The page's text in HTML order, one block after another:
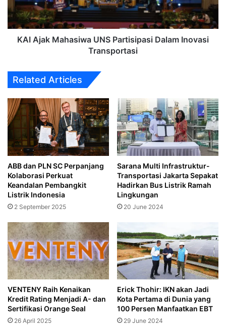
Inovasi
Transportasi
KAI Ajak Mahasiwa UNS Partisipasi Dalam Inovasi
Transportasi
Related Articles
ABB dan PLN SC Perpanjang
Kolaborasi Perkuat
Keandalan Pembangkit
Listrik Indonesia
2 September 2025
Sarana Multi Infrastruktur-
Transportasi Jakarta Sepakat
Hadirkan Bus Listrik Ramah
Lingkungan
20 June 2024
VENTENY Raih Kenaikan
Kredit Rating Menjadi A- dan
Sertifikasi Orange Seal
26 April 2025
Erick Thohir: IKN akan Jadi
Kota Pertama di Dunia yang
100 Persen Manfaatkan EBT
29 June 2024